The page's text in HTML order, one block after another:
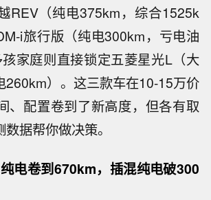
REV（纯电375km，综合1525k
i旅行版（纯电300km，亏电油
家庭则直接锁定五菱星光L（大
260km）。这三款车在10-15万价
、配置卷到了新高度，但各有取
据帮你做决策。
电卷到670km，插混纯电破300